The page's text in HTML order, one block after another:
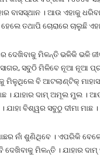
ବାସସ୍ଥାନ । ଆଉ ଏହାକୁ
ତଥାପି ଚୋରାରେ ଚାଲୁଛି
ଦେଖିବାକୁ ମିଳନ୍ତି ଭଳିକି ଭଳି
ସବୁଠି ମିଳିବେ ନୂଆ ନୂଆ
ମିଳୁଥିଲେ ବି ଆଟଲାଣ୍ଟିକ୍
। ଯାହାର ଦାମ୍ ଅମୂଲ ମୁଲ ।
ବିଶ୍ୱର ସବୁଠୁ ଦୀମା ମାଛ ।
ନାଁ ଶୁଣିଥିବେ । ଏପରିକି
ମିଳନ୍ତି । ଯାହାର ଦାମ୍